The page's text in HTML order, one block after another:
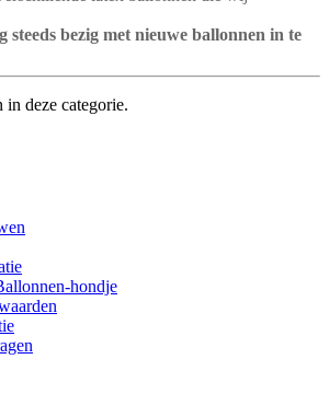
bezig met nieuwe ballonnen in te
deze categorie.
hondje